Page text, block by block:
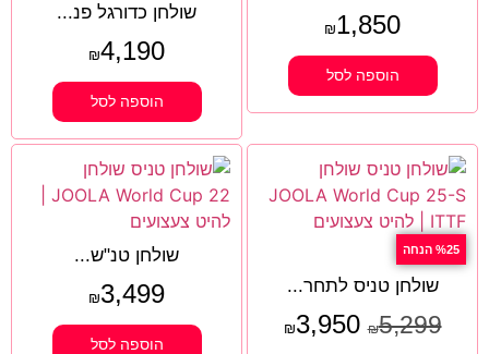
₪1,850
הוספה לסל
שולחן כדורגל פנ...
₪4,190
הוספה לסל
%25 הנחה
שולחן טניס לתחר...
₪5,299
₪3,950
שולחן טנ"ש...
₪3,499
הוספה לסל